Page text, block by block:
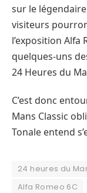
sur le
visiteurs
l’exposition
quelques-uns
24 Heures du
C’est donc
Mans Classic
Tonale entend
24 heures du
Alfa Romeo 6C